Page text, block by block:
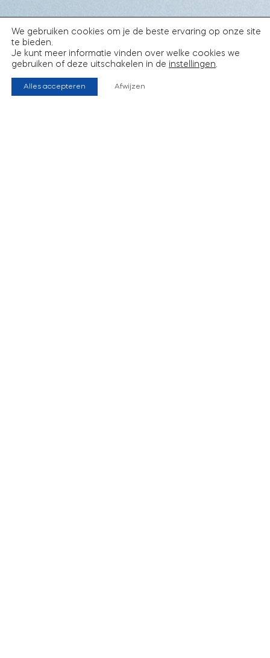
We gebruiken cookies om je de beste ervaring op onze site
te bieden.
Je kunt meer informatie vinden over welke cookies we
gebruiken of deze uitschakelen in de instellingen.
Alles accepteren Afwijzen